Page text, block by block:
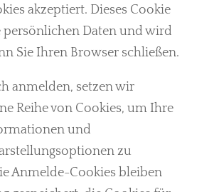
akzeptiert. Dieses Cookie
persönlichen Daten und wird
Sie Ihren Browser schließen.
anmelden, setzen wir
Reihe von Cookies, um Ihre
und
zu
Anmelde-Cookies bleiben